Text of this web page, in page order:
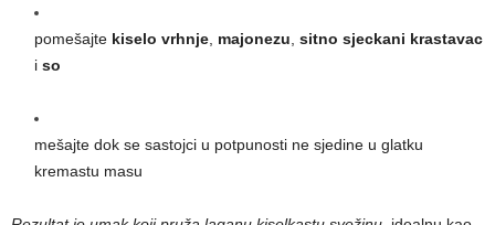
pomešajte kiselo vrhnje majonezu sitno sjeckani krastavac
i so
mešajte dok se sastojci u potpunosti ne sjedine u glatku
kremastu masu